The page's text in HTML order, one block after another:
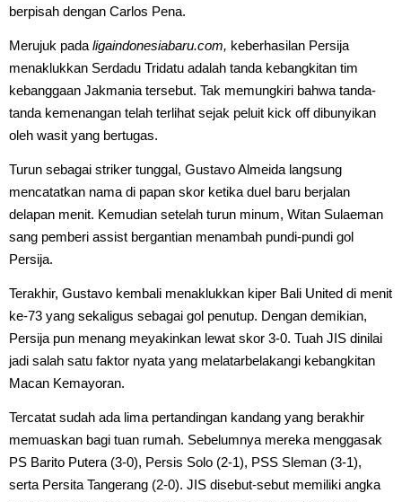
berpisah dengan Carlos Pena.
Merujuk pada ligaindonesiabaru.com, keberhasilan Persija
menaklukkan Serdadu Tridatu adalah tanda kebangkitan tim
kebanggaan Jakmania tersebut. Tak memungkiri bahwa tanda-
tanda kemenangan telah terlihat sejak peluit kick off dibunyikan
oleh wasit yang bertugas.
Turun sebagai striker tunggal, Gustavo Almeida langsung
mencatatkan nama di papan skor ketika duel baru berjalan
delapan menit. Kemudian setelah turun minum, Witan Sulaeman
sang pemberi assist bergantian menambah pundi-pundi gol
Persija.
Terakhir, Gustavo kembali menaklukkan kiper Bali United di menit
ke-73 yang sekaligus sebagai gol penutup. Dengan demikian,
Persija pun menang meyakinkan lewat skor 3-0. Tuah JIS dinilai
jadi salah satu faktor nyata yang melatarbelakangi kebangkitan
Macan Kemayoran.
Tercatat sudah ada lima pertandingan kandang yang berakhir
memuaskan bagi tuan rumah. Sebelumnya mereka menggasak
PS Barito Putera (3-0), Persis Solo (2-1), PSS Sleman (3-1),
serta Persita Tangerang (2-0). JIS disebut-sebut memiliki angka